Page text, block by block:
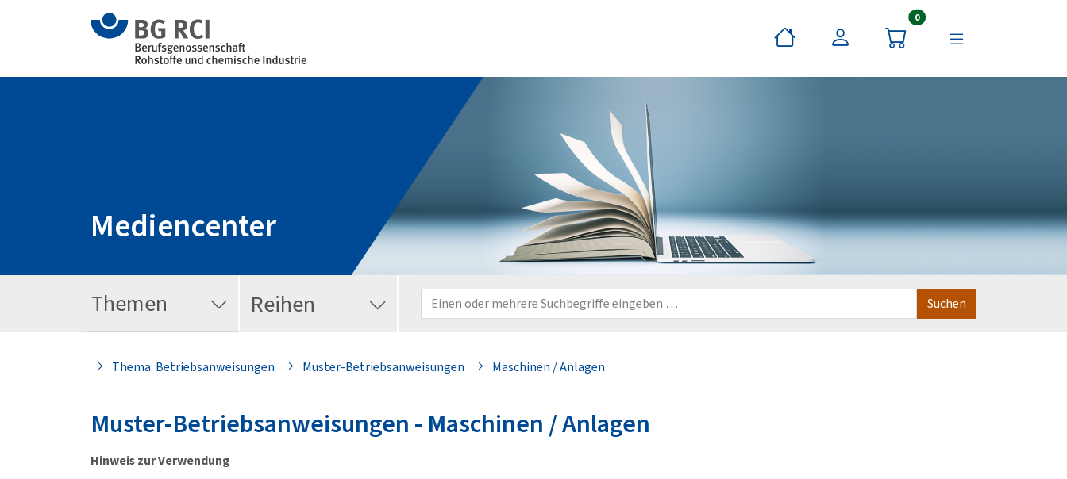
0Artikel im Warenkorb
Mediencenter
Themen Reihen
Thema: Betriebsanweisungen Muster-Betriebsanweisungen Maschinen / Anlagen
Muster-Betriebsanweisungen - Maschinen / Anlagen
Hinweis zur Verwendung